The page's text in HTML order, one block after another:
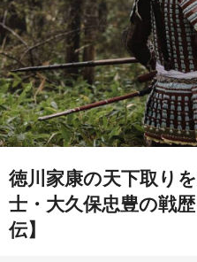
徳川家康の天下取り
士・大久保忠豊の戦
伝】